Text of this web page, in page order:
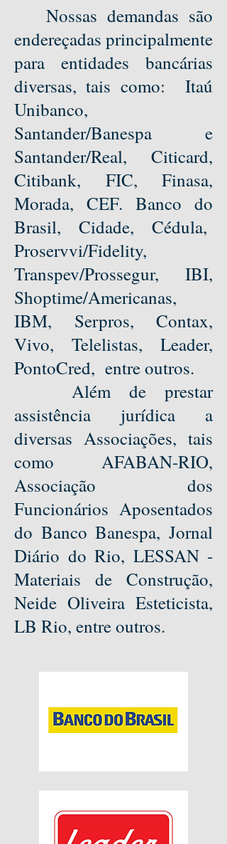
Nossas demandas são
endereçadas principalmente
para entidades bancárias
diversas, tais como: Itaú
Unibanco,
Santander/Banespa e
Santander/Real, Citicard,
Citibank, FIC, Finasa,
Morada, CEF. Banco do
Brasil, Cidade, Cédula,
Proservvi/Fidelity,
Transpev/Prossegur, IBI,
Shoptime/Americanas,
IBM, Serpros, Contax,
Vivo, Telelistas, Leader,
PontoCred, entre outros.
Além de prestar
assistência jurídica a
diversas Associações, tais
como AFABAN-RIO,
Associação dos
Funcionários Aposentados
do Banco Banespa, Jornal
Diário do Rio, LESSAN -
Materiais de Construção,
Neide Oliveira Esteticista,
LB Rio, entre outros.